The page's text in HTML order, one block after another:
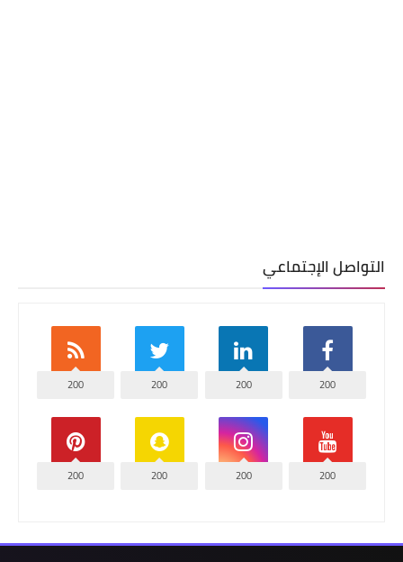
التواصل الإجتماعي
200
200
200
200
200
200
200
200